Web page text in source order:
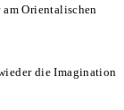
Orientalischen
die Imagination